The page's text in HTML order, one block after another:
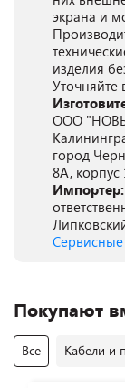
экрана и
изделия
Уточняйте
ООО
город
8А, корпус
Импортер:
Покупают
Все Кабели и